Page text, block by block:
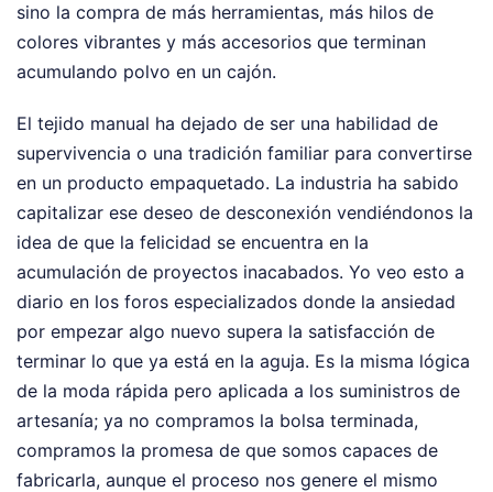
sino la compra de más herramientas, más hilos de
colores vibrantes y más accesorios que terminan
acumulando polvo en un cajón.
El tejido manual ha dejado de ser una habilidad de
supervivencia o una tradición familiar para convertirse
en un producto empaquetado. La industria ha sabido
capitalizar ese deseo de desconexión vendiéndonos la
idea de que la felicidad se encuentra en la
acumulación de proyectos inacabados. Yo veo esto a
diario en los foros especializados donde la ansiedad
por empezar algo nuevo supera la satisfacción de
terminar lo que ya está en la aguja. Es la misma lógica
de la moda rápida pero aplicada a los suministros de
artesanía; ya no compramos la bolsa terminada,
compramos la promesa de que somos capaces de
fabricarla, aunque el proceso nos genere el mismo